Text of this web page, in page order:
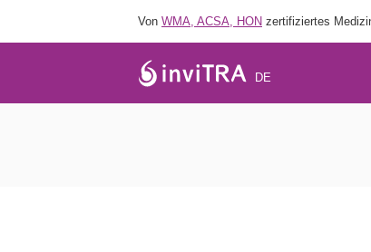
Von WMA, ACSA, HON zertifiziertes
DE